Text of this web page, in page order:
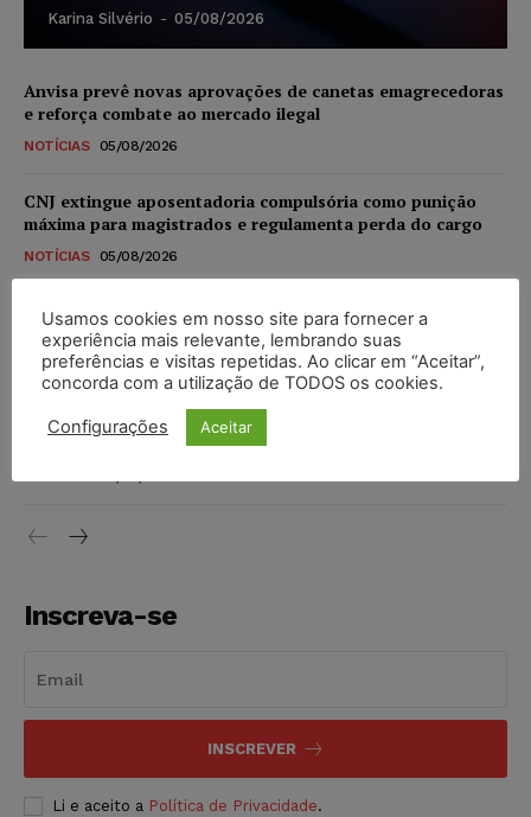
Karina Silvério - 05/08/2026
Anvisa prevê novas aprovações de canetas emagrecedoras
e reforça combate ao mercado ilegal
NOTÍCIAS 05/08/2026
CNJ extingue aposentadoria compulsória como punição
máxima para magistrados e regulamenta perda do cargo
NOTÍCIAS 05/08/2026
Justiça de SP rejeita ação da família de Alexandre de
Moraes contra senador Alessandro Vieira
NOTÍCIAS 05/08/2026
Conselho Nacional de Justiça determina afastamento da
juíza Gabriela Hardt por dois anos
Inscreva-se
INSCREVER
Li e aceito a Política de Privacidade.
Usamos cookies em nosso site para fornecer a
experiência mais relevante, lembrando suas
preferências e visitas repetidas. Ao clicar em “Aceitar”,
concorda com a utilização de TODOS os cookies.
Configurações Aceitar